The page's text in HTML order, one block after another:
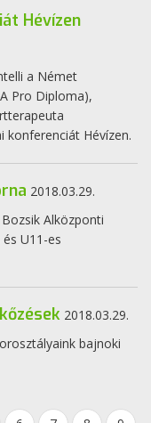
Hévízen
a Német
Pro Diploma),
Hévízen.
2018.03.29.
Alközponti
U11-es
2018.03.29.
bajnoki